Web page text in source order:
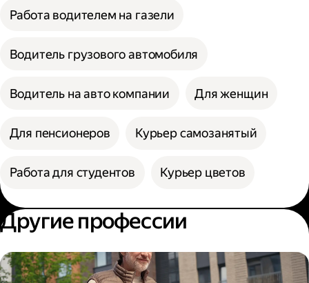
Работа водителем на газели
Водитель грузового автомобиля
Водитель на авто компании Для женщин
Для пенсионеров Курьер самозанятый
Работа для студентов Курьер цветов
Другие профессии